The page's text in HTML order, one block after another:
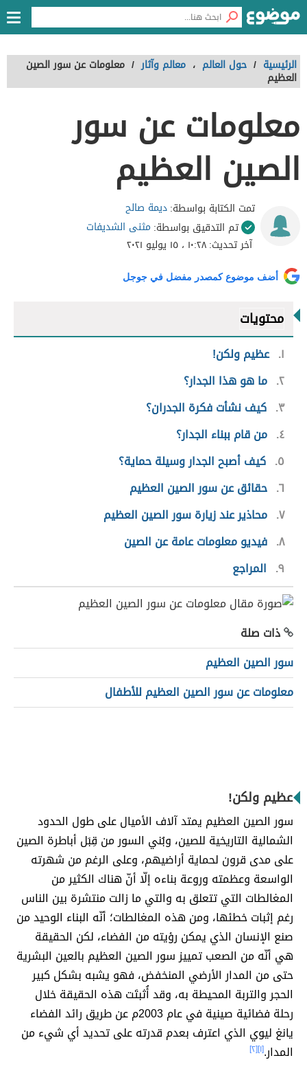
الرئيسية / حول العالم ، معالم وآثار / معلومات عن سور الصين
العظيم
معلومات عن سور
الصين العظيم
تمت الكتابة بواسطة:ديمة صالح
تم التدقيق بواسطة: مثنى الشديفات
آخر تحديث:١٠:٢٨ ، ١٥ يوليو ٢٠٢١
أضف موضوع كمصدر مفضل في جوجل
محتويات
١ عظيم ولكن!
٢ ما هو هذا الجدار؟
٣ كيف نشأت فكرة الجدران؟
٤ من قام ببناء الجدار؟
٥ كيف أصبح الجدار وسيلة حماية؟
٦ حقائق عن سور الصين العظيم
٧ محاذير عند زيارة سور الصين العظيم
٨ فيديو معلومات عامة عن الصين
٩ المراجع
ذات صلة
سور الصين العظيم
معلومات عن سور الصين العظيم للأطفال
عظيم ولكن!
سور الصين العظيم يمتد آلاف الأميال على طول الحدود
الشمالية التاريخية للصين، وبُني السور من قِبَل أباطرة الصين
على مدى قرون لحماية أراضيهم، وعلى الرغم من شهرته
الواسعة وعظمته وروعة بناءه إلّا أنّ هناك الكثير من
المغالطات التي تتعلق به والتي ما زالت منتشرة بين الناس
رغم إثبات خطئها، ومن هذه المغالطات؛ أنّه البناء الوحيد من
صنع الإنسان الذي يمكن رؤيته من الفضاء، لكن الحقيقة
هي أنّه من الصعب تمييز سور الصين العظيم بالعين البشرية
حتى من المدار الأرضي المنخفض، فهو يشبه بشكل كبير
الحجر والتربة المحيطة به، وقد أُثبتَت هذه الحقيقة خلال
رحلة فضائية صينية في عام 2003م عن طريق رائد الفضاء
يانغ ليوي الذي اعترف بعدم قدرته على تحديد أي شيء من
المدار.[١] [٢]